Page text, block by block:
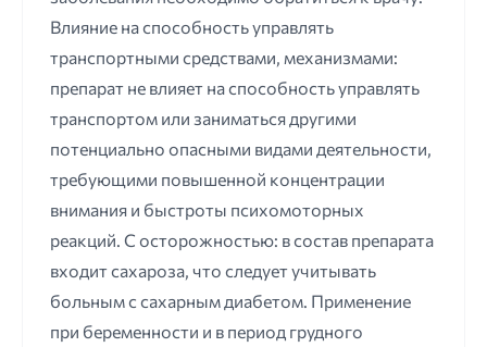
Влияние на способность управлять
транспортными средствами, механизмами:
препарат не влияет на способность управлять
транспортом или заниматься другими
потенциально опасными видами деятельности,
требующими повышенной концентрации
внимания и быстроты психомоторных
реакций. С осторожностью: в состав препарата
входит сахароза, что следует учитывать
больным с сахарным диабетом. Применение
при беременности и в период грудного